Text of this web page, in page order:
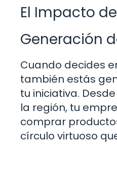
El Impacto
Generación
Cuando decides
también estás
tu iniciativa.
la región, tu
comprar
círculo virtuoso